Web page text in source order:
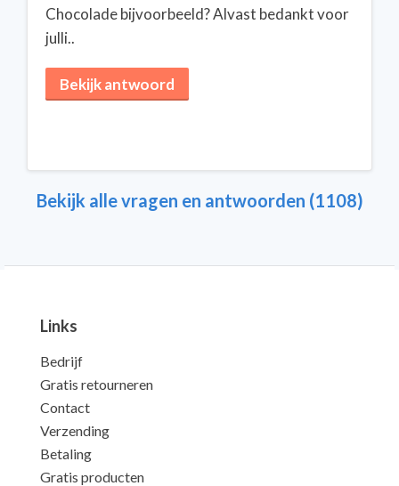
Chocolade bijvoorbeeld? Alvast bedankt voor
julli..
Bekijk antwoord
Bekijk alle vragen en antwoorden (1108)
Links
Bedrijf
Gratis retourneren
Contact
Verzending
Betaling
Gratis producten